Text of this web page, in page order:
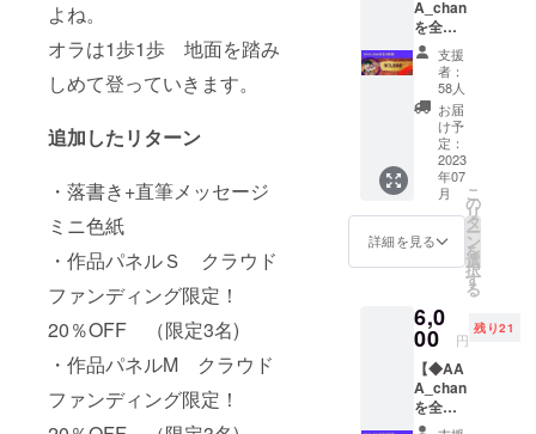
よね。
オラは1歩1歩 地面を踏み
しめて登っていきます。
追加したリターン
・落書き+直筆メッセージ
ミニ色紙
・作品パネルＳ クラウド
ファンディング限定！
20％OFF （限定3名)
・作品パネルM クラウド
ファンディング限定！
飲みま
した
シーン
のフォ
トを お
送りい
たしま
す。
さんを
労いま
す。 ス
タッフ
の飲み
物や昼
食代に
充てさ
せてい
ただき
ます。
SNS上
で感謝
名前を
紹介さ
せてい
ただき
ます。
※備考欄
A_chan
を全力
応援！
◆】 お
礼の
メール
復活個
展チャ
レンジ
を応援
してく
ださる
方から
お気持
ちをい
ます。
全力
で、あ
りがと
うの
メール
をお送
支援
者：
58人
お届
け予
定：
2023
年07
月
詳細を見る
こ
の
リ
タ
ー
ン
を
選
択
す
る
6,0
00 円
残り21
【◆AA
A_chan
を全力
応援！